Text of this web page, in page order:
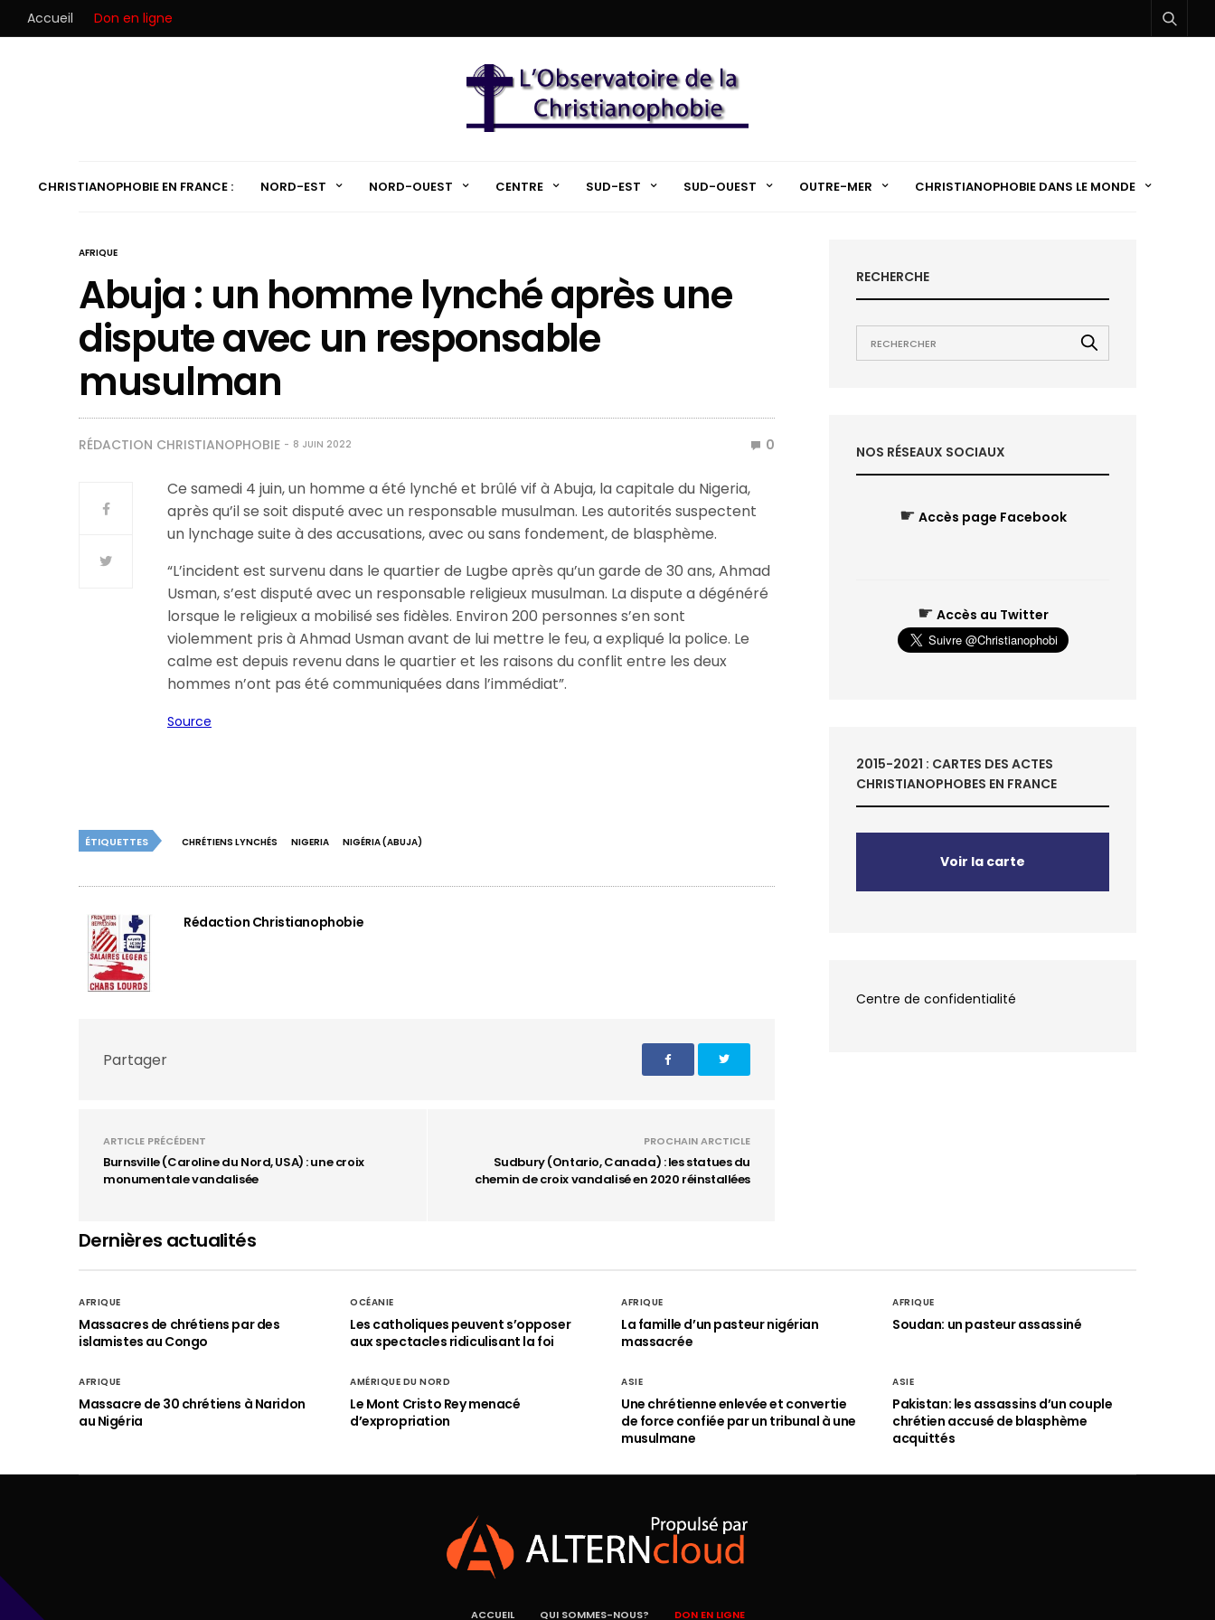
Accueil Don en ligne
CHRISTIANOPHOBIE EN FRANCE : NORD-EST NORD-OUEST CENTRE SUD-EST SUD-OUEST OUTRE-MER CHRISTIANOPHOBIE DANS LE MONDE
AFRIQUE
Abuja : un homme lynché après une
dispute avec un responsable
musulman
RÉDACTION CHRISTIANOPHOBIE 8 JUIN 2022 0
Ce samedi 4 juin, un homme a été lynché et brûlé vif à Abuja, la capitale du Nigeria,
après qu’il se soit disputé avec un responsable musulman. Les autorités suspectent
un lynchage suite à des accusations, avec ou sans fondement, de blasphème.
“L’incident est survenu dans le quartier de Lugbe après qu’un garde de 30 ans, Ahmad
Usman, s’est disputé avec un responsable religieux musulman. La dispute a dégénéré
lorsque le religieux a mobilisé ses fidèles. Environ 200 personnes s’en sont
violemment pris à Ahmad Usman avant de lui mettre le feu, a expliqué la police. Le
calme est depuis revenu dans le quartier et les raisons du conflit entre les deux
hommes n’ont pas été communiquées dans l’immédiat”.
Source
ÉTIQUETTES CHRÉTIENS LYNCHÉS NIGERIA NIGÉRIA (ABUJA)
Rédaction Christianophobie
Partager
ARTICLE PRÉCÉDENT
Burnsville (Caroline du Nord, USA) : une croix
monumentale vandalisée
PROCHAIN ARCTICLE
Sudbury (Ontario, Canada) : les statues du
chemin de croix vandalisé en 2020 réinstallées
RECHERCHE
NOS RÉSEAUX SOCIAUX
☛ Accès page Facebook
☛ Accès au Twitter
2015-2021 : CARTES DES ACTES
CHRISTIANOPHOBES EN FRANCE
Voir la carte
Centre de confidentialité
Dernières actualités
AFRIQUE
Massacres de chrétiens par des
islamistes au Congo
OCÉANIE
Les catholiques peuvent s’opposer
aux spectacles ridiculisant la foi
AFRIQUE
La famille d’un pasteur nigérian
massacrée
AFRIQUE
Soudan: un pasteur assassiné
AFRIQUE
Massacre de 30 chrétiens à Naridon
au Nigéria
AMÉRIQUE DU NORD
Le Mont Cristo Rey menacé
d’expropriation
ASIE
Une chrétienne enlevée et convertie
de force confiée par un tribunal à une
musulmane
ASIE
Pakistan: les assassins d’un couple
chrétien accusé de blasphème
acquittés
ACCUEIL QUI SOMMES-NOUS? DON EN LIGNE